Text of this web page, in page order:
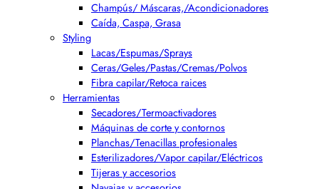
Champús/ Máscaras,/Acondicionadores
Caída, Caspa, Grasa
Styling
Lacas/Espumas/Sprays
Ceras/Geles/Pastas/Cremas/Polvos
Fibra capilar/Retoca raices
Herramientas
Secadores/Termoactivadores
Máquinas de corte y contornos
Planchas/Tenacillas profesionales
Esterilizadores/Vapor capilar/Eléctricos
Tijeras y accesorios